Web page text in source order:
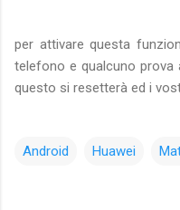
per attivare questa
telefono e qualcuno
questo si resetterà ed i
Android Huawei